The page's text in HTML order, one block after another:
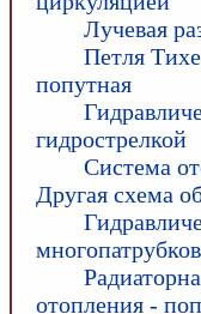
Лучевая
Петля
попутная
гидрострелкой
Система
Другая схема
отопления -